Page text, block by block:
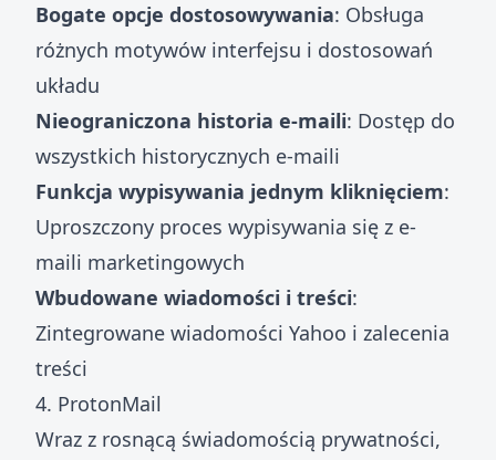
Bogate opcje dostosowywania: Obsługa
różnych motywów interfejsu i dostosowań
układu
Nieograniczona historia e-maili: Dostęp do
wszystkich historycznych e-maili
Funkcja wypisywania jednym kliknięciem:
Uproszczony proces wypisywania się z e-
maili marketingowych
Wbudowane wiadomości i treści:
Zintegrowane wiadomości Yahoo i zalecenia
treści
4. ProtonMail
Wraz z rosnącą świadomością prywatności,